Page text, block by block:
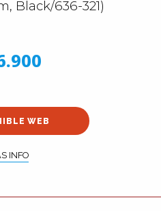
Black/636-321)
WEB
INFO